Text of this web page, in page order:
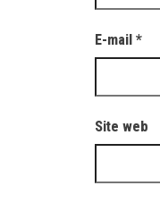
E-mail*
Site web